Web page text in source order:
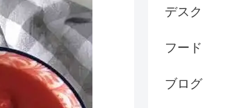
デスク
フード
ブログ